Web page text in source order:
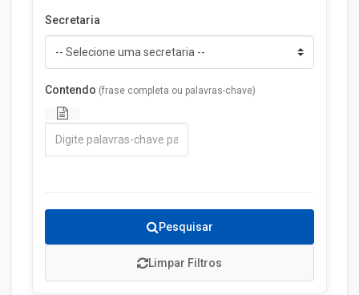
Secretaria
Contendo (frase completa ou palavras-chave)
Limpar Filtros
Pesquisar